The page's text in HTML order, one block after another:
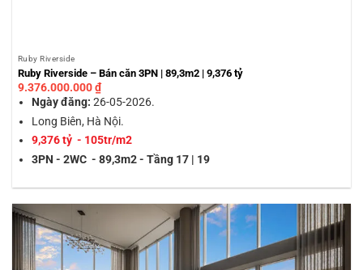
Ruby Riverside
Ruby Riverside – Bán căn 3PN | 89,3m2 | 9,376 tỷ
9.376.000.000₫
Ngày đăng: 26-05-2026.
Long Biên, Hà Nội.
9,376 tỷ - 105tr/m2
3PN - 2WC - 89,3m2 - Tầng 17 | 19